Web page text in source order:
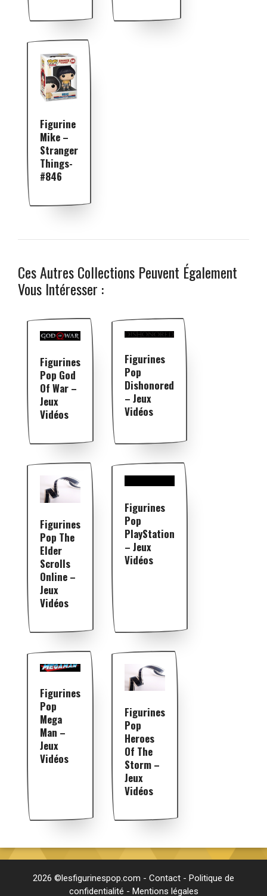
Figurine
Mike –
Stranger
Things-
#846
Ces Autres Collections Peuvent Également
Vous Intéresser :
Figurines
Pop God
Of War –
Jeux
Vidéos
Figurines
Pop
Dishonored
– Jeux
Vidéos
Figurines
Pop The
Elder
Scrolls
Online –
Jeux
Vidéos
Figurines
Pop
PlayStation
– Jeux
Vidéos
Figurines
Pop
Mega
Man –
Jeux
Vidéos
Figurines
Pop
Heroes
Of The
Storm –
Jeux
Vidéos
2026 ©lesfigurinespop.com - Contact - Politique de
confidentialité - Mentions légales